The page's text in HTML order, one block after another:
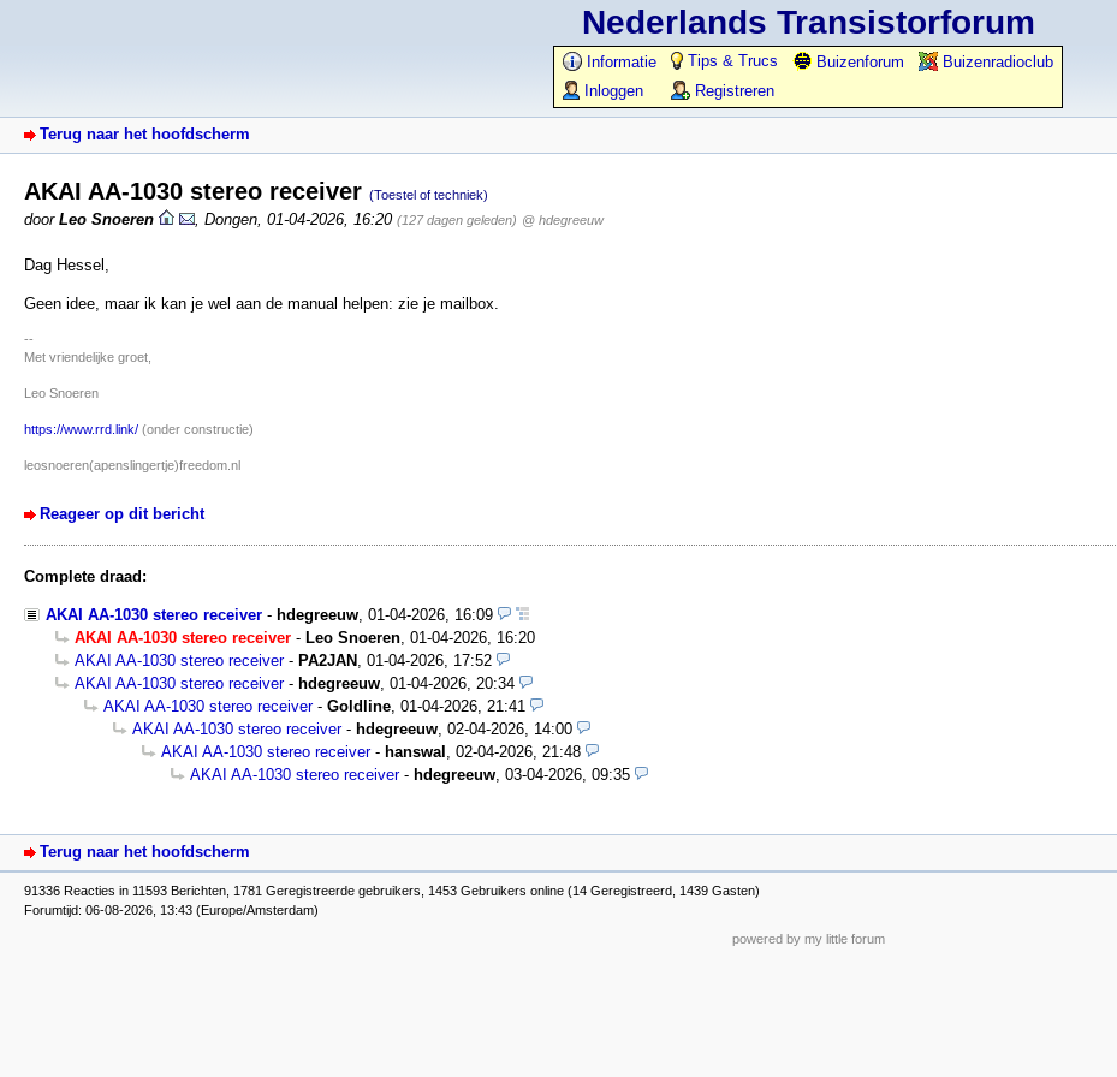
Nederlands Transistorforum
Informatie Tips & Trucs Buizenforum
Buizenradioclub
Inloggen
Registreren
Terug naar het hoofdscherm
AKAI AA-1030 stereo receiver (Toestel of techniek)
door Leo Snoeren Dongen 01-04-2026, 16:20 (127 dagen geleden) @ hdegreeuw
Dag Hessel,
Geen idee, maar ik kan je wel aan de manual helpen: zie je mailbox.
--
Met vriendelijke groet,
Leo Snoeren
https://www.rrd.link/ (onder constructie)
leosnoeren(apenslingertje)freedom.nl
Reageer op dit bericht
Complete draad:
AKAI AA-1030 stereo receiver - hdegreeuw, 01-04-2026, 16:09
AKAI AA-1030 stereo receiver - Leo Snoeren, 01-04-2026, 16:20
AKAI AA-1030 stereo receiver- PA2JAN , 01-04-2026, 17:52
AKAI AA-1030 stereo receiver- hdegreeuw, 01-04-2026, 20:34
AKAI AA-1030 stereo receiver- Goldline, 01-04-2026, 21:41
AKAI AA-1030 stereo receiver- hdegreeuw, 02-04-2026, 14:00
AKAI AA-1030 stereo receiver- hanswal , 02-04-2026, 21:48
AKAI AA-1030 stereo receiver- hdegreeuw, 03-04-2026, 09:35
Terug naar het hoofdscherm
91336 Reacties in 11593 Berichten, 1781 Geregistreerde gebruikers, 1453 Gebruikers online (14 Geregistreerd, 1439 Gasten)
Forumtijd: 06-08-2026, 13:43 (Europe/Amsterdam)
powered by my little forum